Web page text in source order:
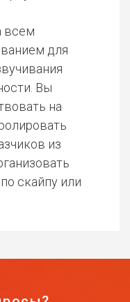
всем
для
Вы
на
из
скайпу или